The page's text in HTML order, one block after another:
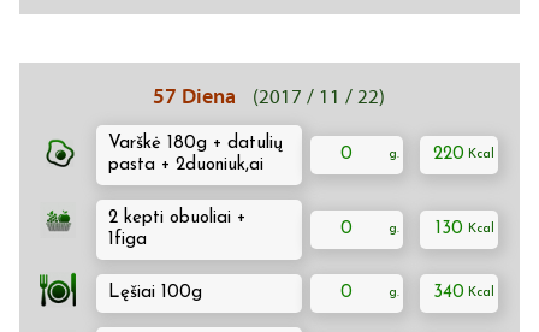
57 Diena (2017 / 11 / 22)
Varškė 180g + datulių
pasta + 2duoniuk,ai
0 220
2 kepti obuoliai +
1figa
0 130
Lęšiai 100g 0 340